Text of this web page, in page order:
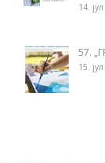
14.
57.
15.